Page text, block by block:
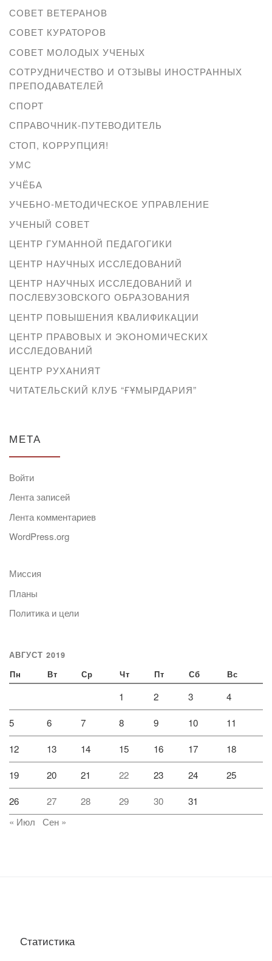
СОВЕТ ВЕТЕРАНОВ
СОВЕТ КУРАТОРОВ
СОВЕТ МОЛОДЫХ УЧЕНЫХ
СОТРУДНИЧЕСТВО И ОТЗЫВЫ ИНОСТРАННЫХ
ПРЕПОДАВАТЕЛЕЙ
СПОРТ
СПРАВОЧНИК-ПУТЕВОДИТЕЛЬ
СТОП, КОРРУПЦИЯ!
УМС
УЧЁБА
УЧЕБНО-МЕТОДИЧЕСКОЕ УПРАВЛЕНИЕ
УЧЕНЫЙ СОВЕТ
ЦЕНТР ГУМАННОЙ ПЕДАГОГИКИ
ЦЕНТР НАУЧНЫХ ИССЛЕДОВАНИЙ
ЦЕНТР НАУЧНЫХ ИССЛЕДОВАНИЙ И
ПОСЛЕВУЗОВСКОГО ОБРАЗОВАНИЯ
ЦЕНТР ПОВЫШЕНИЯ КВАЛИФИКАЦИИ
ЦЕНТР ПРАВОВЫХ И ЭКОНОМИЧЕСКИХ
ИССЛЕДОВАНИЙ
ЦЕНТР РУХАНИЯТ
ЧИТАТЕЛЬСКИЙ КЛУБ “ҒҰМЫРДАРИЯ”
МЕТА
Войти
Лента записей
Лента комментариев
WordPress.org
Миссия
Планы
Политика и цели
АВГУСТ 2019
Пн Вт Ср Чт Пт Сб Вс
1 2 3 4
5 6 7 8 9 10 11
12 13 14 15 16 17 18
19 20 21 22 23 24 25
26 27 28 29 30
31
« Июл
Сен »
Статистика